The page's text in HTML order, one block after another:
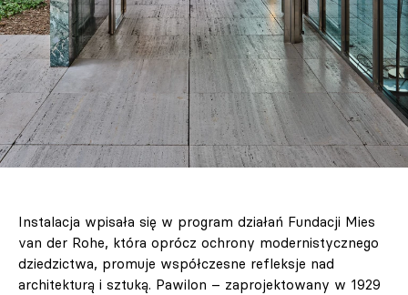
Instalacja wpisała się w program działań Fundacji Mies
van der Rohe, która oprócz ochrony modernistycznego
dziedzictwa, promuje współczesne refleksje nad
architekturą i sztuką. Pawilon – zaprojektowany w 1929